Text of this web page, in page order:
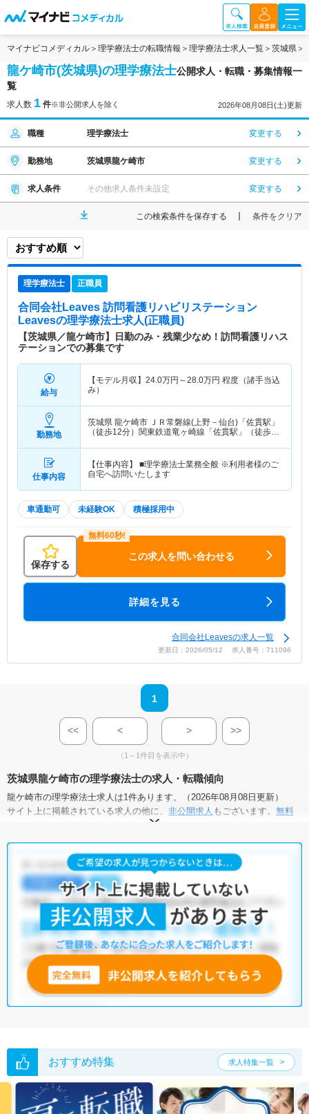
マイナビコメディカル 理学療法士の転職情報 理学療法士求人一覧 茨城県
龍ケ崎市(茨城県)の理学療法士公開求人・転職・募集情報一
覧
求人数 1 件※非公開求人を除く 2026年08月08日(土)更新
職種 理学療法士 変更する
勤務地 茨城県龍ケ崎市 変更する
求人条件 その他求人条件未設定 変更する
この検索条件を保存する 条件をクリア
理学療法士 正職員
合同会社Leaves 訪問看護リハビリステーション
Leavesの理学療法士求人(正職員)
【茨城県／龍ケ崎市】日勤のみ・残業少なめ！訪問看護リハス
テーションでの募集です
給与
【モデル月収】 24.0万円～28.0万円 程度（諸手当込
み）
勤務地
茨城県 龍ケ崎市 ＪＲ常磐線(上野－仙台)「佐貫駅」
（徒歩12分）関東鉄道竜ヶ崎線「佐貫駅」（徒歩
仕事内容
【仕事内容】 ■理学療法士業務全般 ※利用者様のご
自宅へ訪問いたします
車通勤可 未経験OK 積極採用中
保存する
この求人を問い合わせる
詳細を見る
合同会社Leavesの求人一覧
更新日：2026/05/12 求人番号：711096
1
<< < > >>
（1～1件目を表示中）
茨城県龍ケ崎市の理学療法士の求人・転職傾向
龍ケ崎市の理学療法士求人は1件あります。（2026年08月08日更新）
サイト上に掲載されている求人の他に、 非公開求人 もございます。 無料
にお申し込みいただくと、全求人からご希望条件に合
龍ケ崎市の理学療法士求人では以下のような条件が人気です。
積極採用中・未経験OK・ 正社員(正職員)
訪問リハビリ(在宅医
他の条件でも人気の求人がございますので、「こだわり条件」から検索
いただくか、お気軽にお問い合わせください。
全国の理学療法士求人から検索いただくことも可能です。
無料転職支援サービス
にお申し込みいただくと、ご希望条件をヒアリン
グした上で求人をご提案いたします。
ご希望条件がまだ定まっていない方は人気の希望条件をピックアップし
い。
おすすめ特集 求人特集一覧